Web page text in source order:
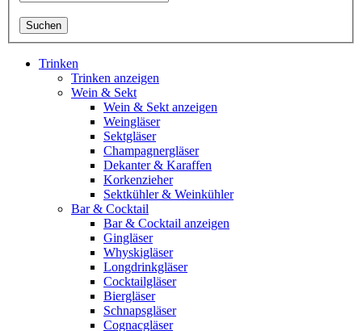
Suchen
Trinken
Trinken anzeigen
Wein & Sekt
Wein & Sekt anzeigen
Weingläser
Sektgläser
Champagnergläser
Dekanter & Karaffen
Korkenzieher
Sektkühler & Weinkühler
Bar & Cocktail
Bar & Cocktail anzeigen
Gingläser
Whyskigläser
Longdrinkgläser
Cocktailgläser
Biergläser
Schnapsgläser
Cognacgläser